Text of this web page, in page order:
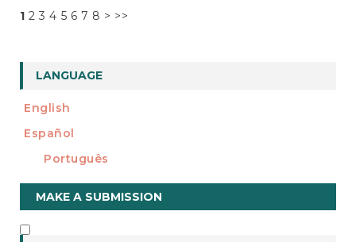
1 2 3 4 5 6 7 8 > >>
LANGUAGE
English
Español
Português
Make
a
Submission
MAKE A SUBMISSION